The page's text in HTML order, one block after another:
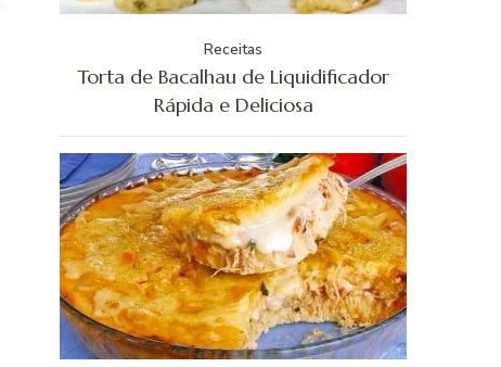
Receitas
Torta de Bacalhau de Liquidificador
Rápida e Deliciosa